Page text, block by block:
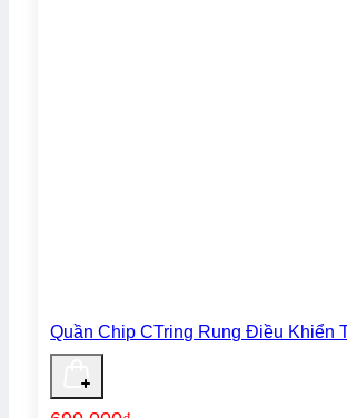
Quần Chip CTring Rung Điều Khiển